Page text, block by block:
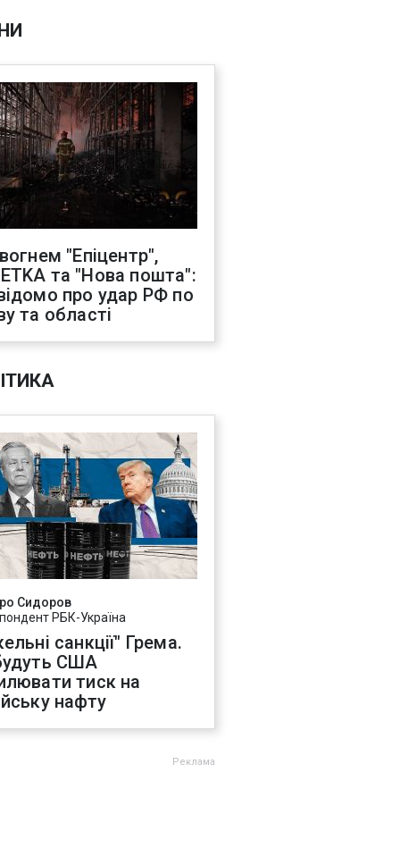
"Епіцентр",
та "Нова пошта":
про удар РФ по
та області
Сидоров
РБК-Україна
санкції" Грема.
США
тиск на
нафту